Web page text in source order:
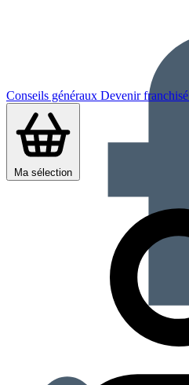
Conseils généraux Devenir franchisé
Ma sélection